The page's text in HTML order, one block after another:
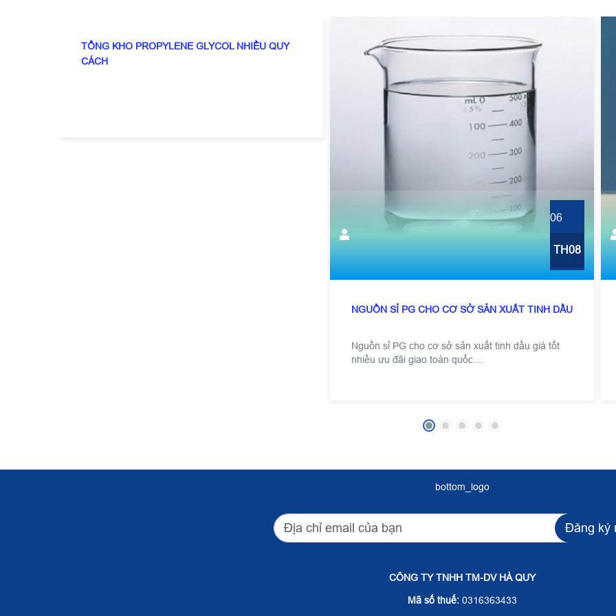
TỔNG KHO PROPYLENE GLYCOL NHIỀU QUY
CÁCH
06
TH08
NGUỒN SỈ PG CHO CƠ SỞ SẢN XUẤT TINH DẦU
Nguồn sỉ PG cho cơ sở sản xuất tinh dầu giá tốt
nhiều ưu đãi giao toàn quốc....
bottom_logo
Đăng ký
CÔNG TY TNHH TM-DV HÀ QUY
Mã số thuế:0316363433